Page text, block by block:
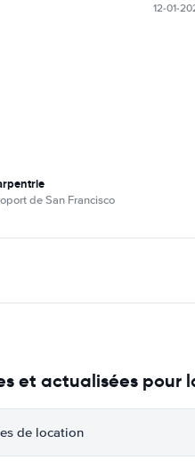
12-01-
de San Francisco
et actualisées pour
de location